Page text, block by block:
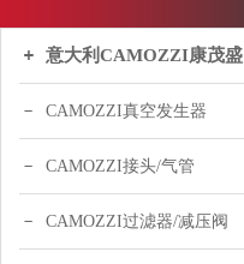
意大利CAMOZZI康茂盛
CAMOZZI真空发生器
CAMOZZI接头/气管
CAMOZZI过滤器/减压阀